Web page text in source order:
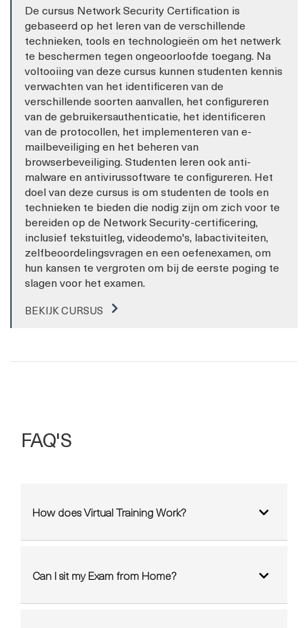
De cursus Network Security Certification is
gebaseerd op het leren van de verschillende
technieken, tools en technologieën om het netwerk
te beschermen tegen ongeoorloofde toegang. Na
voltooiing van deze cursus kunnen studenten kennis
verwachten van het identificeren van de
verschillende soorten aanvallen, het configureren
van de gebruikersauthenticatie, het identificeren
van de protocollen, het implementeren van e-
mailbeveiliging en het beheren van
browserbeveiliging. Studenten leren ook anti-
malware en antivirussoftware te configureren. Het
doel van deze cursus is om studenten de tools en
technieken te bieden die nodig zijn om zich voor te
bereiden op de Network Security-certificering,
inclusief tekstuitleg, videodemo's, labactiviteiten,
zelfbeoordelingsvragen en een oefenexamen, om
hun kansen te vergroten om bij de eerste poging te
slagen voor het examen.
BEKIJK CURSUS
FAQ'S
How does Virtual Training Work?
Can I sit my Exam from Home?